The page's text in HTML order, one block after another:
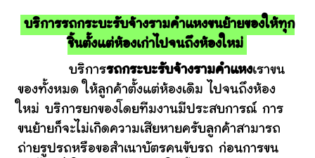
บริการรถกระบะรับจ้างรามคําแหงขนย้ายของให้ทุก
ชิ้นตั้งแต่ห้องเก่าไปจนถึงห้องใหม่
บริการรถกระบะรับจ้างรามคําแหงเราขน
ของทั้งหมด ให้ลูกค้าตั้งแต่ห้องเดิม ไปจนถึงห้อง
ใหม่ บริการยกของโดยทีมงานมีประสบการณ์ การ
ขนย้ายก็จะไม่เกิดความเสียหายครับลูกค้าสามารถ
ถ่ายรูปรถหรือขอสำเนาบัตรคนขับรถ ก่อนการขน